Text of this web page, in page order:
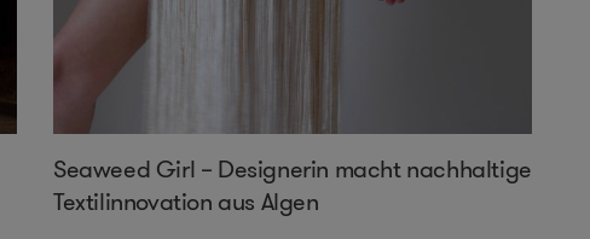
Seaweed Girl – Designerin macht nachhaltige
Textilinnovation aus Algen